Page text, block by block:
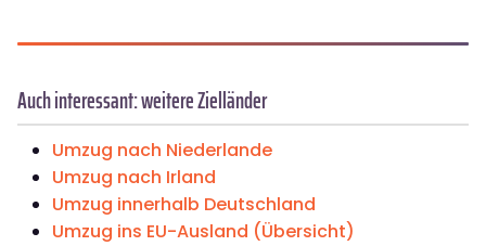
Auch interessant: weitere Zielländer
Umzug nach Niederlande
Umzug nach Irland
Umzug innerhalb Deutschland
Umzug ins EU-Ausland (Übersicht)